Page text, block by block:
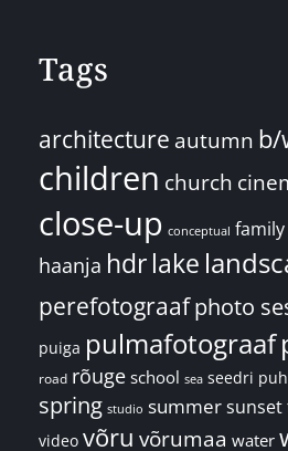
Tags
architecture autumn b/
children church
close-up conceptual family
haanja hdrlake
perefotograafphoto
puiga pulmafotograaf
road rõuge school sea seedri
spring studio summersunset
video võru võrumaa water